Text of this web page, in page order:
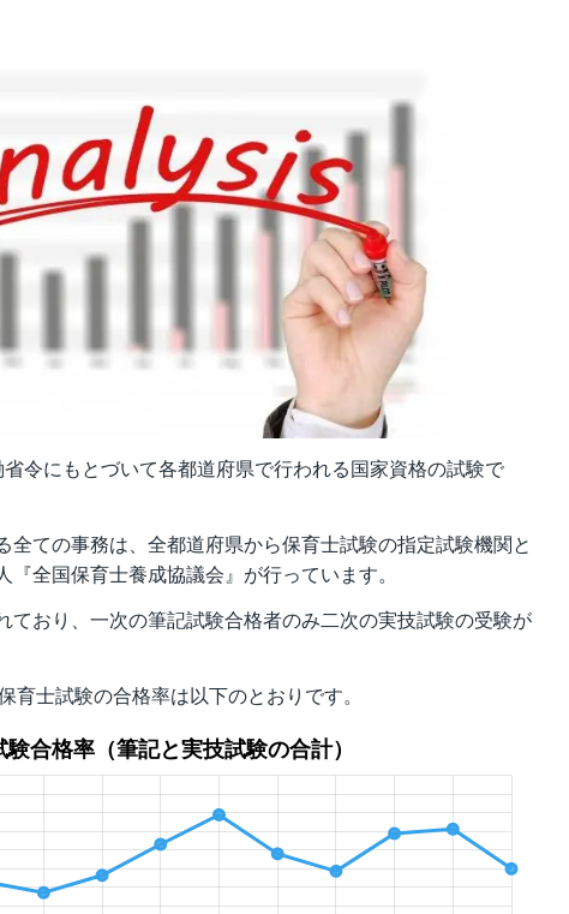
令にもとづいて各都道府県で行われる国家資格の試験で
全ての事務は、全都道府県から保育士試験の指定試験機関と
全国保育士養成協議会』が行っています。
ており、一次の筆記試験合格者のみ二次の実技試験の受験が
士試験の合格率は以下のとおりです。